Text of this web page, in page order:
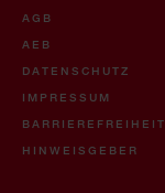
AGB
AEB
DATENSCHUTZ
IMPRESSUM
BARRIEREFREIHEIT
HINWEISGEBER